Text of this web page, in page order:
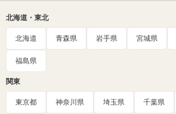
北海道・東北
北海道 青森県 岩手県 宮城県
福島県
関東
東京都 神奈川県 埼玉県 千葉県